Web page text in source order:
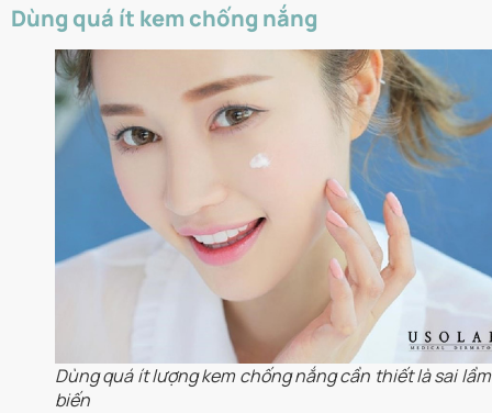
Dùng quá ít kem chống nắng
Dùng quá ít lượng kem chống nắng cần thiết là sai
biến